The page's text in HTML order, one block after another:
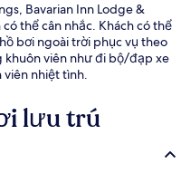
Bavarian Inn Lodge &
thể cân nhắc. Khách có thể
bơi ngoài trời phục vụ theo
khuôn viên như đi bộ/đạp xe
viên nhiệt tình.
lưu trú